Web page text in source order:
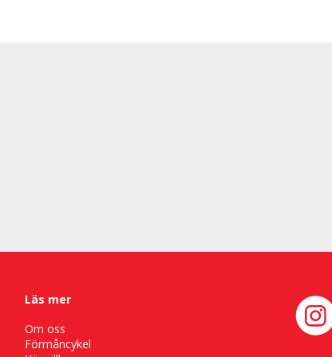
Läs mer
Om oss
Förmåncykel